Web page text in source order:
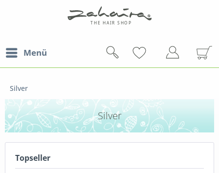
Menü
Silver
Silver
Topseller